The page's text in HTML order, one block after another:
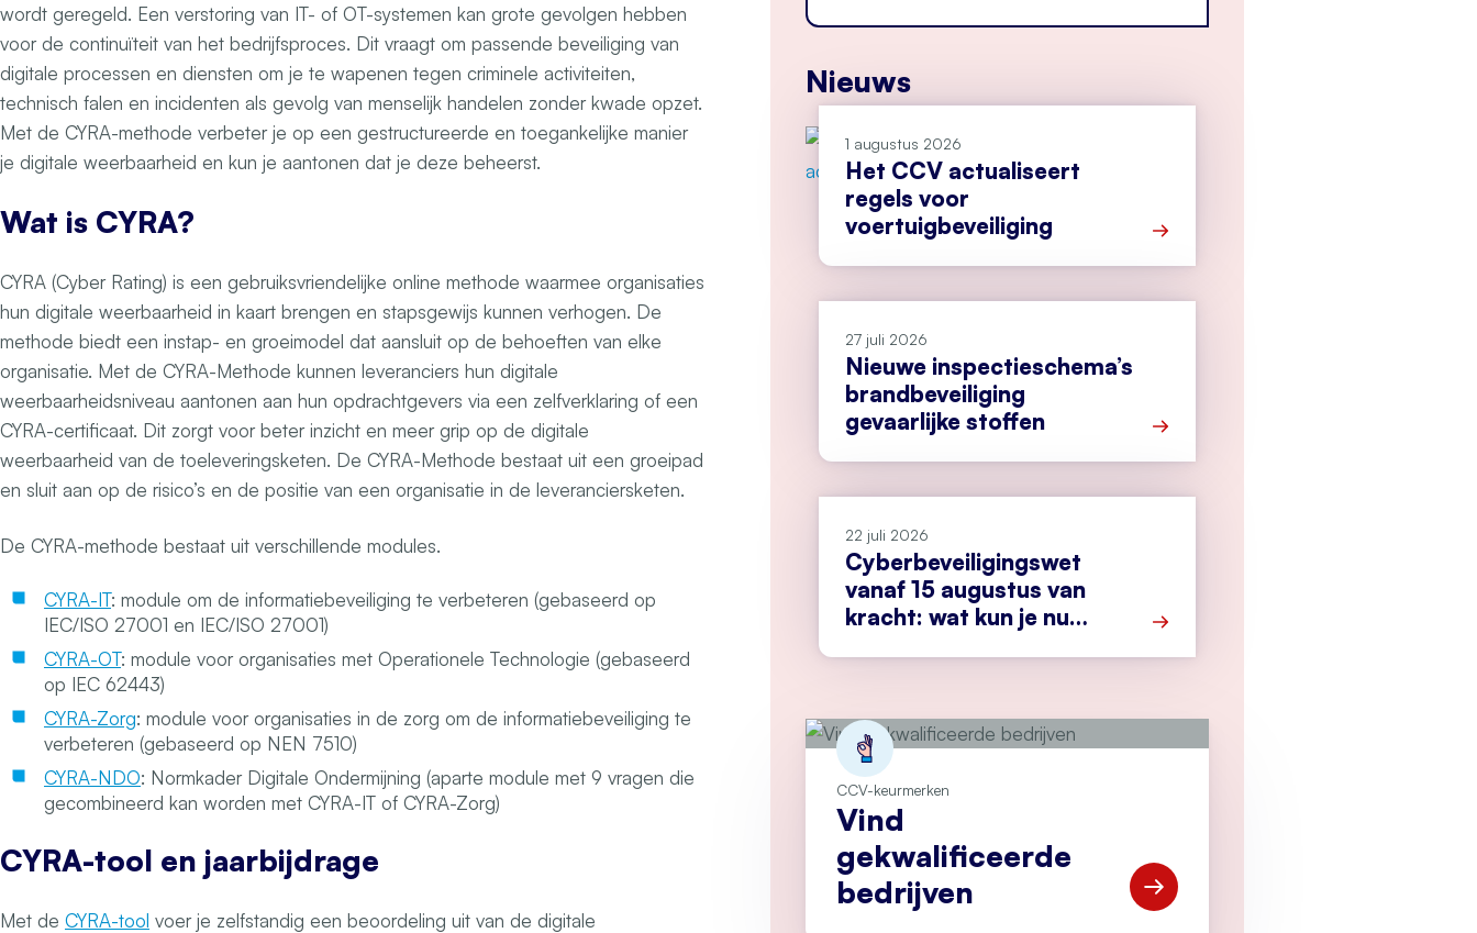
wordt geregeld. Een verstoring van IT- of OT-systemen kan grote gevolgen hebben
voor de continuïteit van het bedrijfsproces. Dit vraagt om passende beveiliging van
digitale processen en diensten om je te wapenen tegen criminele activiteiten,
technisch falen en incidenten als gevolg van menselijk handelen zonder kwade opzet.
Met de CYRA-methode verbeter je op een gestructureerde en toegankelijke manier
je digitale weerbaarheid en kun je aantonen dat je deze beheerst.
Wat is CYRA?
CYRA (Cyber Rating) is een gebruiksvriendelijke online methode waarmee organisaties
hun digitale weerbaarheid in kaart brengen en stapsgewijs kunnen verhogen. De
methode biedt een instap- en groeimodel dat aansluit op de behoeften van elke
organisatie. Met de CYRA-Methode kunnen leveranciers hun digitale
weerbaarheidsniveau aantonen aan hun opdrachtgevers via een zelfverklaring of een
CYRA-certificaat. Dit zorgt voor beter inzicht en meer grip op de digitale
weerbaarheid van de toeleveringsketen. De CYRA-Methode bestaat uit een groeipad
en sluit aan op de risico’s en de positie van een organisatie in de leveranciersketen.
De CYRA-methode bestaat uit verschillende modules.
CYRA-IT: module om de informatiebeveiliging te verbeteren (gebaseerd op
IEC/ISO 27001 en IEC/ISO 27001)
CYRA-OT: module voor organisaties met Operationele Technologie (gebaseerd
op IEC 62443)
CYRA-Zorg: module voor organisaties in de zorg om de informatiebeveiliging te
verbeteren (gebaseerd op NEN 7510)
CYRA-NDO: Normkader Digitale Ondermijning (aparte module met 9 vragen die
gecombineerd kan worden met CYRA-IT of CYRA-Zorg)
CYRA-tool en jaarbijdrage
Met de CYRA-tool voer je zelfstandig een beoordeling uit van de digitale
Nieuws
1 augustus 2026
Het CCV actualiseert
regels voor
voertuigbeveiliging
27 juli 2026
Nieuwe inspectieschema’s
brandbeveiliging
gevaarlijke stoffen
22 juli 2026
Cyberbeveiligingswet
vanaf 15 augustus van
kracht: wat kun je nu
CCV-keurmerken
Vind
gekwalificeerde
bedrijven
Open Vind gekwalificeerde bedrijven